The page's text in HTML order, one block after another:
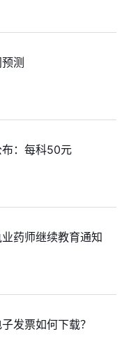
测
：每科50元
药师继续教育通知
发票如何下载？